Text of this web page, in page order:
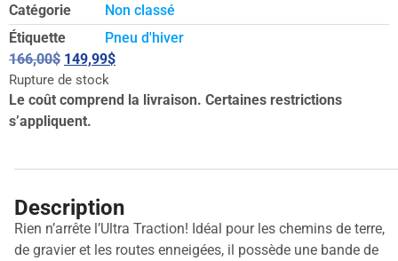
Catégorie
Non classé
Étiquette
Pneu d'hiver
166,00$ 149,99$
Rupture de stock
Le coût comprend la livraison. Certaines restrictions
s’appliquent.
Description
Rien n’arrête l’Ultra Traction! Idéal pour les chemins de terre,
de gravier et les routes enneigées, il possède une bande de